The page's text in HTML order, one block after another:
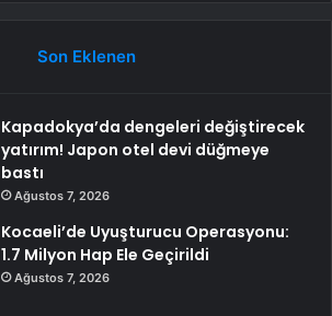
Son Eklenen
Kapadokya’da dengeleri değiştirecek
yatırım! Japon otel devi düğmeye
bastı
Ağustos 7, 2026
Kocaeli’de Uyuşturucu Operasyonu:
1.7 Milyon Hap Ele Geçirildi
Ağustos 7, 2026